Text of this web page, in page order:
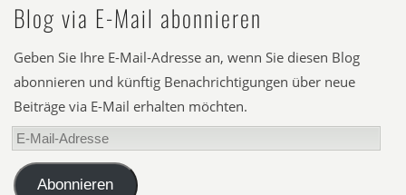
Blog via E-Mail abonnieren
Geben Sie Ihre E-Mail-Adresse an, wenn Sie diesen Blog
abonnieren und künftig Benachrichtigungen über neue
Beiträge via E-Mail erhalten möchten.
E-
Mail-
AdresseAbonnieren